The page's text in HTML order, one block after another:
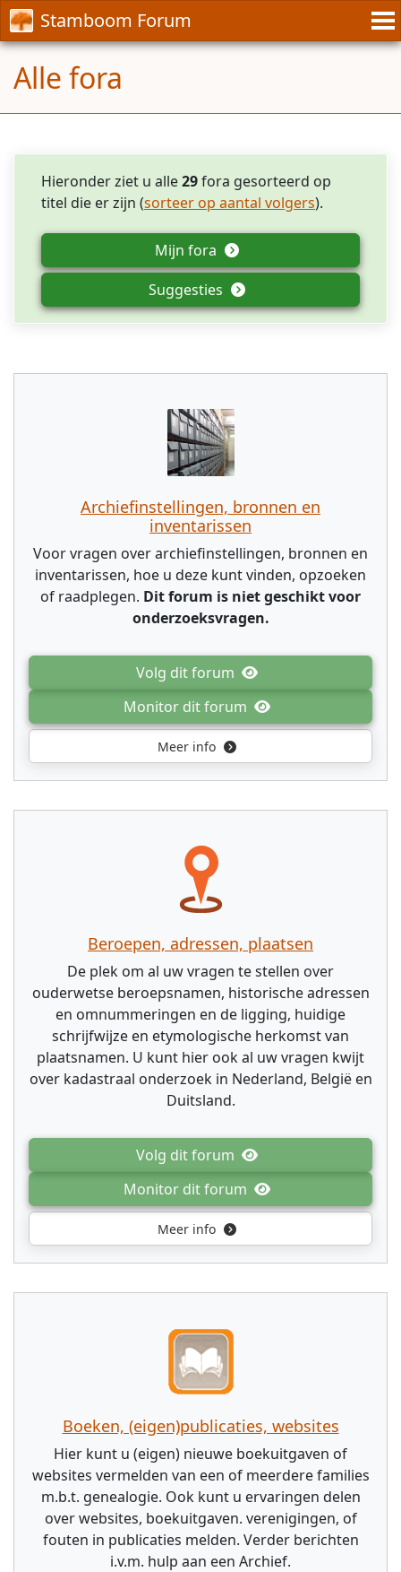
Stamboom Forum
Alle fora
Hieronder ziet u alle29fora gesorteerd op
titel die er zijn (sorteer op aantal volgers).
Mijn fora
Suggesties
Archiefinstellingen, bronnen en
inventarissen
Voor vragen over archiefinstellingen, bronnen en
inventarissen, hoe u deze kunt vinden, opzoeken
of raadplegen. Dit forum is niet geschikt voor
onderzoeksvragen.
Volg dit forum
Monitor dit forum
Meer info
Beroepen, adressen, plaatsen
De plek om al uw vragen te stellen over
ouderwetse beroepsnamen, historische adressen
en omnummeringen en de ligging, huidige
schrijfwijze en etymologische herkomst van
plaatsnamen. U kunt hier ook al uw vragen kwijt
over kadastraal onderzoek in Nederland, België en
Duitsland.
Volg dit forum
Monitor dit forum
Meer info
Boeken, (eigen)publicaties, websites
Hier kunt u (eigen) nieuwe boekuitgaven of
websites vermelden van een of meerdere families
m.b.t. genealogie. Ook kunt u ervaringen delen
over websites, boekuitgaven. verenigingen, of
fouten in publicaties melden. Verder berichten
i.v.m. hulp aan een Archief.